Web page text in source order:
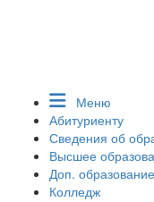
Меню
Абитуриенту
Сведения об
Высшее
Доп. образование
Колледж